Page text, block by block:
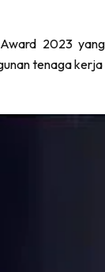
kebijakan privasi
2023 yang
tenaga kerja